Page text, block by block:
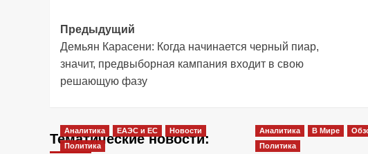
Навигация
записи
Предыдущий
Демьян Карасени: Когда начинается черный пиар,
значит, предвыборная кампания входит в свою
решающую фазу
Тематические новости:
Аналитика ЕАЭС и ЕС
Новости
Политика
Аналитика В Мире
Политика